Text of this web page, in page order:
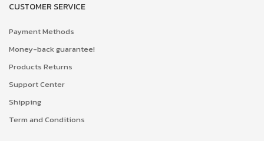
CUSTOMER SERVICE
Payment Methods
Money-back guarantee!
Products Returns
Support Center
Shipping
Term and Conditions